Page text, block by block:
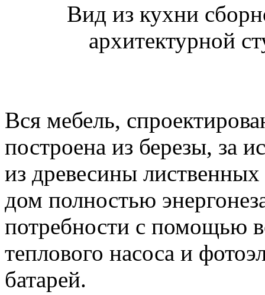
Вид из кухни
архитектурной
Вся мебель,
построена из березы, за
из древесины
дом полностью
потребности с помощью
теплового насоса и
батарей.